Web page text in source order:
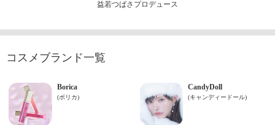
益若つばさプロデュース
コスメブランド一覧